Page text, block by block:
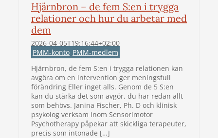
Hjärnbron – de fem S:en i trygga
relationer och hur du arbetar med
dem
2026-04-05T19:16:44+02:00
PMM-konto PMM-medlem
Hjärnbron, de fem S:en i trygga relationen kan
avgöra om en intervention ger meningsfull
förändring Eller inget alls. Genom de 5 S:en
kan du stärka det som avgör, du har redan allt
som behövs. Janina Fischer, Ph. D och klinisk
psykolog verksam inom Sensorimotor
Psychotherapy påpekar att skickliga terapeuter,
precis som intonade […]